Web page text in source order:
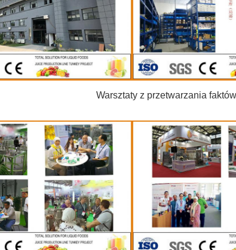
Warsztaty z przetwarzania faktów